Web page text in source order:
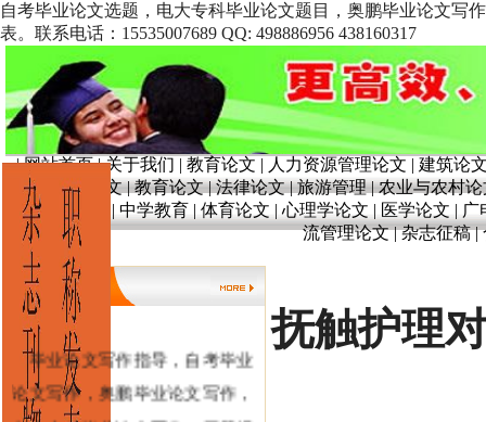
自考毕业论文选题，电大专科毕业论文题目，奥鹏毕业论文写
表。联系电话：15535007689 QQ: 498886956 438160317
|网站首页|关于我们 | 教育论文 | 人力资源管理论文 | 建筑论
文
奥鹏论文|教育论文|法律论文|旅游管理|农业与农村论
育|学前教育 | 中学教育 | 体育论文 | 心理学论文 | 医学论文 | 广
流管理论文|杂志征稿|
毕业论文写作指导，自考毕业
论文写作，奥鹏毕业论文写作，
电大专科毕业论文写作，开题报
抚触护理